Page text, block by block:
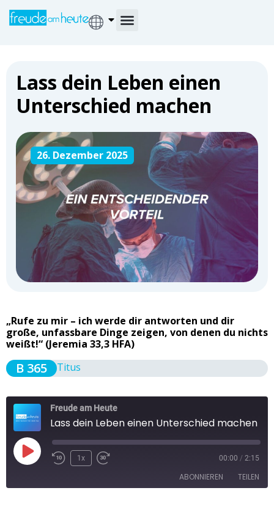
Lass dein Leben einen
Unterschied machen
26. Dezember 2025
„Rufe zu mir – ich werde dir antworten und dir
große, unfassbare Dinge zeigen, von denen du nichts
weißt!“ (Jeremia 33,3 HFA)
B 365 Titus
Freude am Heute
Lass dein Leben einen Unterschied machen
1x 00:00 / 2:15
ABONNIEREN TEILEN